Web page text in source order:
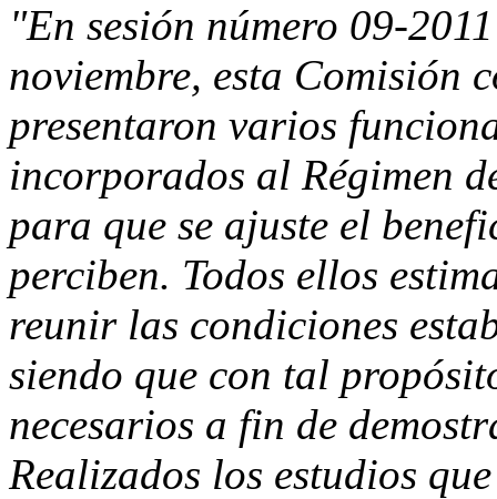
"En sesión número 09-
noviembre, esta Comisión
presentaron varios
incorporados al Régimen
para que se ajuste el
perciben. Todos ellos
reunir las condiciones
siendo que con tal
necesarios a fin de
Realizados los estudios